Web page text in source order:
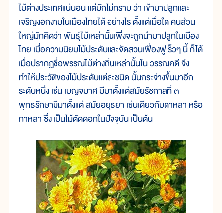
ไม้ต่างประเทศแน่นอน แต่มักไม่ทราบ ว่า เข้ามาปลูกและ
เจริญงอกงามในเมืองไทยได้ อย่างไร ตั้งแต่เมื่อใด คนส่วน
ใหญ่มักคิดว่า พันธุ์ไม้เหล่านั้นเพิ่งจะถูกนำมาปลูกในเมือง
ไทย เมื่อความนิยมไม้ประดับและจัดสวนเฟื่องฟูเร็วๆ นี้ ก็ได้
เมื่อปรากฏชื่อพรรณไม้ต่างถิ่นเหล่านั้นใน วรรณคดี จึง
ทำให้ประวัติของไม้ประดับแต่ละชนิด นั้นกระจ่างขึ้นมาอีก
ระดับหนึ่ง เช่น เบญจมาศ มีมาตั้งแต่สมัยรัชกาลที่ ๓
พุทธรักษามีมาตั้งแต่ สมัยอยุธยา เช่นเดียวกับดาหลา หรือ
กาหลา ซึ่ง เป็นไม้ตัดดอกในปัจจุบัน เป็นต้น